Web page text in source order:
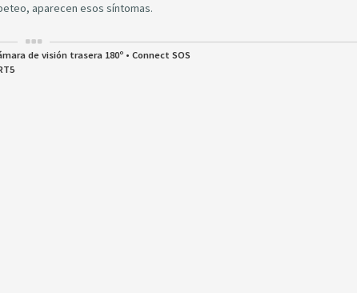
aparecen esos síntomas.
de visión trasera 180º • Connect SOS